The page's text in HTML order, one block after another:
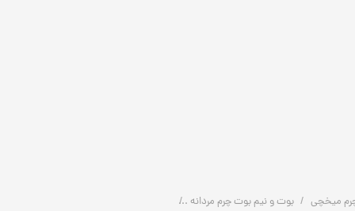
میخچی بوت و نیم بوت چرم مردانه